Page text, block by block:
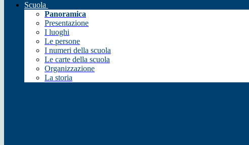
Scuola
Panoramica
Presentazione
I luoghi
Le persone
I numeri della scuola
Le carte della scuola
Organizzazione
La storia